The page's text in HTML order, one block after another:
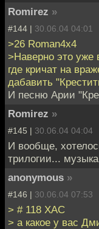
Romirez »
#144 | 30.06.04 04:01
>26 Roman4x4
>Наверно это уже
где кричат на
дабавить
И песню Арии
Romirez »
#145 | 30.06.04 04:04
И вообще,
трилогии...
anonymous »
#146 | 30.06.04 07:53
> # 118 XAC
> а какое у вас